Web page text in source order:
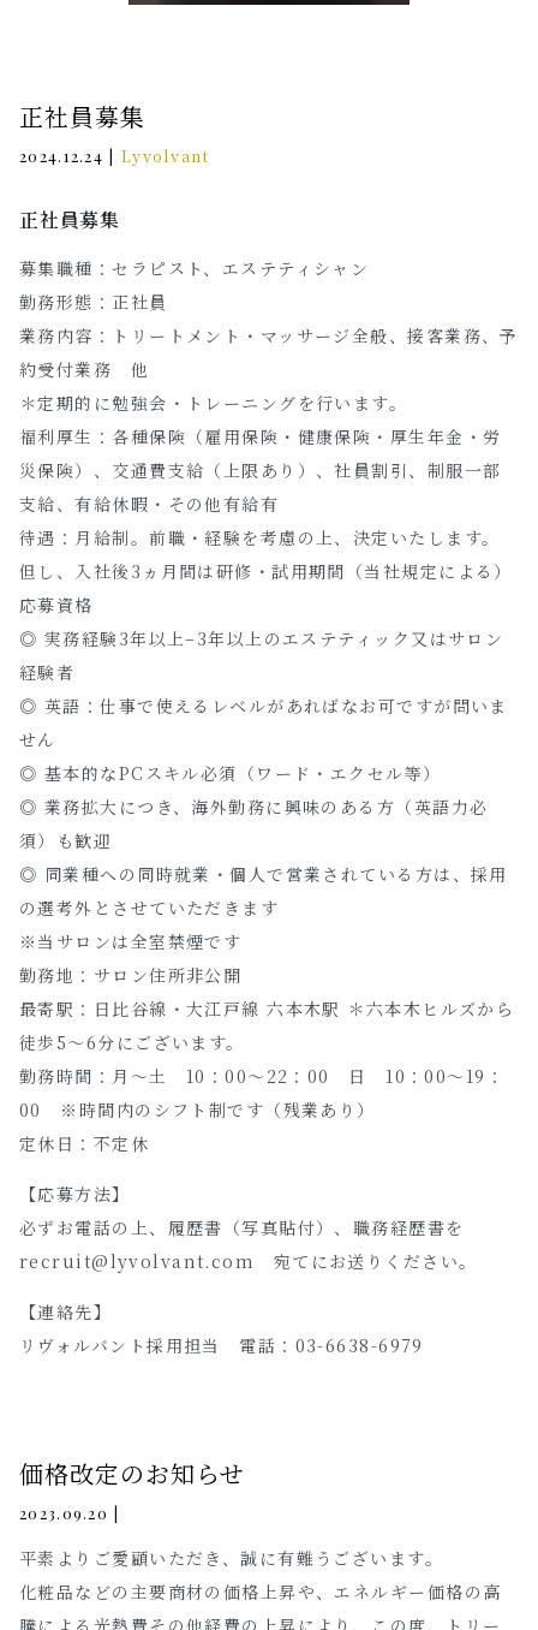
正社員募集
2024.12.24 | Lyvolvant
正社員募集
募集職種：セラピスト、エステティシャン
勤務形態：正社員
業務内容：トリートメント・マッサージ全般、接客業務、予
約受付業務 他
＊定期的に勉強会・トレーニングを行います。
福利厚生：各種保険（雇用保険・健康保険・厚生年金・労
災保険）、交通費支給（上限あり）、社員割引、制服一部
支給、有給休暇・その他有給有
待遇：月給制。前職・経験を考慮の上、決定いたします。
但し、入社後3ヵ月間は研修・試用期間（当社規定による）
応募資格
◎ 実務経験3年以上–3年以上のエステティック又はサロン
経験者
◎ 英語：仕事で使えるレベルがあればなお可ですが問いま
せん
◎ 基本的なPCスキル必須（ワード・エクセル等）
◎ 業務拡大につき、海外勤務に興味のある方（英語力必
須）も歓迎
◎ 同業種への同時就業・個人で営業されている方は、採用
の選考外とさせていただきます
※当サロンは全室禁煙です
勤務地：サロン住所非公開
最寄駅：日比谷線・大江戸線 六本木駅 ＊六本木ヒルズから
徒歩5～6分にございます。
勤務時間：月～土 10：00～22：00 日 10：00～19：
00 ※時間内のシフト制です（残業あり）
定休日：不定休
【応募方法】
必ずお電話の上、履歴書（写真貼付）、職務経歴書を
recruit@lyvolvant.com 宛てにお送りください。
【連絡先】
リヴォルバント採用担当 電話：03-6638-6979
価格改定のお知らせ
2023.09.20 |
平素よりご愛顧いただき、誠に有難うございます。
化粧品などの主要商材の価格上昇や、エネルギー価格の高
騰による光熱費その他経費の上昇により、この度、トリー